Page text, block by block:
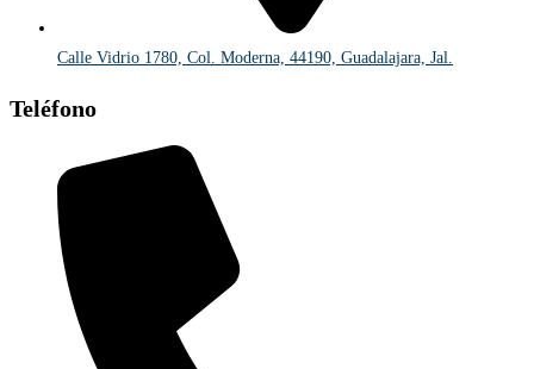
Calle Vidrio 1780, Col. Moderna, 44190, Guadalajara, Jal.
Teléfono